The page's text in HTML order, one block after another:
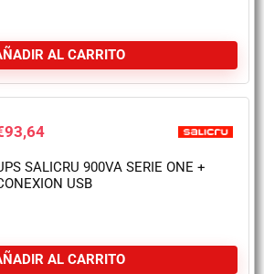
AL CARRITO
93,64
SALICRU 900VA SERIE ONE +
USB
AL CARRITO